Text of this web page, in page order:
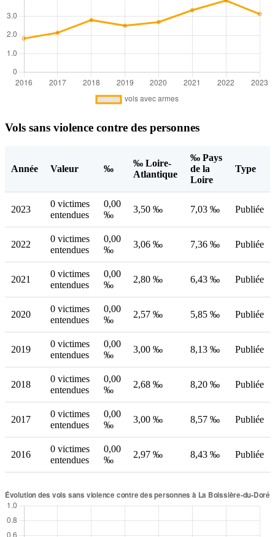
Vols sans violence contre des personnes
Année Valeur ‰
‰ Loire-
Atlantique
‰ Pays
de la
Loire
Type
2023
0 victimes
entendues
0,00
‰
3,50 ‰ 7,03 ‰ Publiée
2022
0 victimes
entendues
0,00
‰
3,06 ‰ 7,36 ‰ Publiée
2021
0 victimes
entendues
0,00
‰
2,80 ‰ 6,43 ‰ Publiée
2020
0 victimes
entendues
0,00
‰
2,57 ‰ 5,85 ‰ Publiée
2019
0 victimes
entendues
0,00
‰
3,00 ‰ 8,13 ‰ Publiée
2018
0 victimes
entendues
0,00
‰
2,68 ‰ 8,20 ‰ Publiée
2017
0 victimes
entendues
0,00
‰
3,00 ‰ 8,57 ‰ Publiée
2016
0 victimes
entendues
0,00
‰
2,97 ‰ 8,43 ‰ Publiée